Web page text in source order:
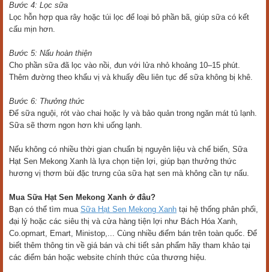
Bước 4: Lọc sữa
Lọc hỗn hợp qua rây hoặc túi lọc để loại bỏ phần bã, giúp sữa có kết
cấu mịn hơn.
Bước 5: Nấu hoàn thiện
Cho phần sữa đã lọc vào nồi, đun với lửa nhỏ khoảng 10–15 phút.
Thêm đường theo khẩu vị và khuấy đều liên tục để sữa không bị khê.
Bước 6: Thưởng thức
Để sữa nguội, rót vào chai hoặc ly và bảo quản trong ngăn mát tủ lạnh.
Sữa sẽ thơm ngon hơn khi uống lạnh.
Nếu không có nhiều thời gian chuẩn bị nguyên liệu và chế biến, Sữa
Hạt Sen Mekong Xanh là lựa chọn tiện lợi, giúp bạn thưởng thức
hương vị thơm bùi đặc trưng của sữa hạt sen mà không cần tự nấu.
Mua Sữa Hạt Sen Mekong Xanh ở đâu?
Bạn có thể tìm mua Sữa Hạt Sen Mekong Xanh tại hệ thống phân phối,
đại lý hoặc các siêu thị và cửa hàng tiện lợi như Bách Hóa Xanh,
Co.opmart, Emart, Ministop,... Cùng nhiều điểm bán trên toàn quốc. Để
biết thêm thông tin về giá bán và chi tiết sản phẩm hãy tham khảo tại
các điểm bán hoặc website chính thức của thương hiệu.